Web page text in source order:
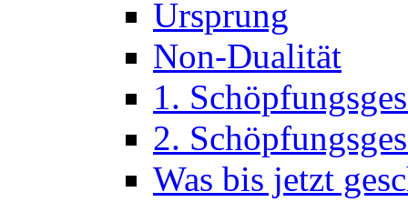
Ursprung
Non-Dualität
1.
2.
Was bis jetzt